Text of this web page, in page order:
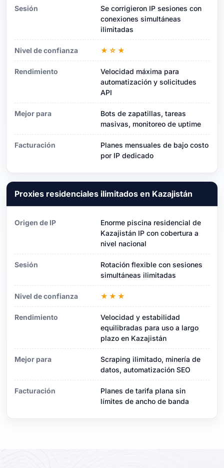
Sesión
Se corrigieron IP sesiones con
conexiones simultáneas
ilimitadas
Nivel de confianza ★☆★
Rendimiento
Velocidad máxima para
automatización y solicitudes
API
Mejor para
Bots de zapatillas, tareas
masivas, monitoreo de uptime
Facturación
Planes mensuales de bajo costo
por IP dedicado
Proxies residenciales ilimitados en Kazajistán
Origen de IP
Enorme piscina residencial de
Kazajistán IP con cobertura a
nivel nacional
Sesión
Rotación flexible con sesiones
simultáneas ilimitadas
Nivel de confianza ★★★
Rendimiento
Velocidad y estabilidad
equilibradas para uso a largo
plazo en Kazajistán
Mejor para
Scraping ilimitado, minería de
datos, automatización SEO
Facturación
Planes de tarifa plana sin
límites de ancho de banda